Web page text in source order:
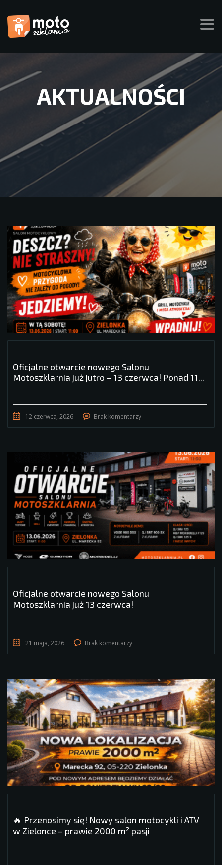
AKTUALNOŚCI
Oficjalne otwarcie nowego Salonu
Motoszklarnia już jutro – 13 czerwca! Ponad 11...
12 czerwca, 2026 Brak komentarzy
Oficjalne otwarcie nowego Salonu
Motoszklarnia już 13 czerwca!
21 maja, 2026 Brak komentarzy
🔥 Przenosimy się! Nowy salon motocykli i ATV
w Zielonce – prawie 2000 m² pasji